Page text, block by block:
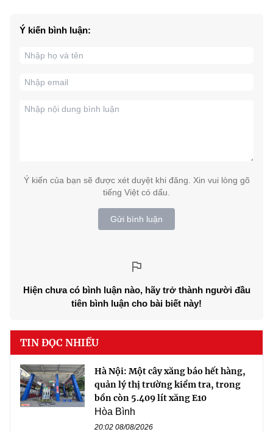
Ý kiến bình luận:
Ý kiến của bạn sẽ được xét duyệt khi đăng. Xin vui lòng gõ
tiếng Việt có dấu.
Gửi bình luận
Hiện chưa có bình luận nào, hãy trở thành người đầu
tiên bình luận cho bài biết này!
TIN ĐỌC NHIỀU
Hà Nội: Một cây xăng báo hết hàng,
quản lý thị trường kiểm tra, trong
bồn còn 5.409 lít xăng E10
Hòa Bình
20:02 08/08/2026